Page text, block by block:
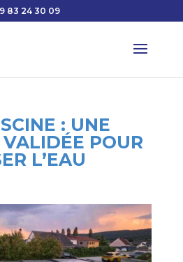
83 24 30 09
: UNE
POUR
L’EAU